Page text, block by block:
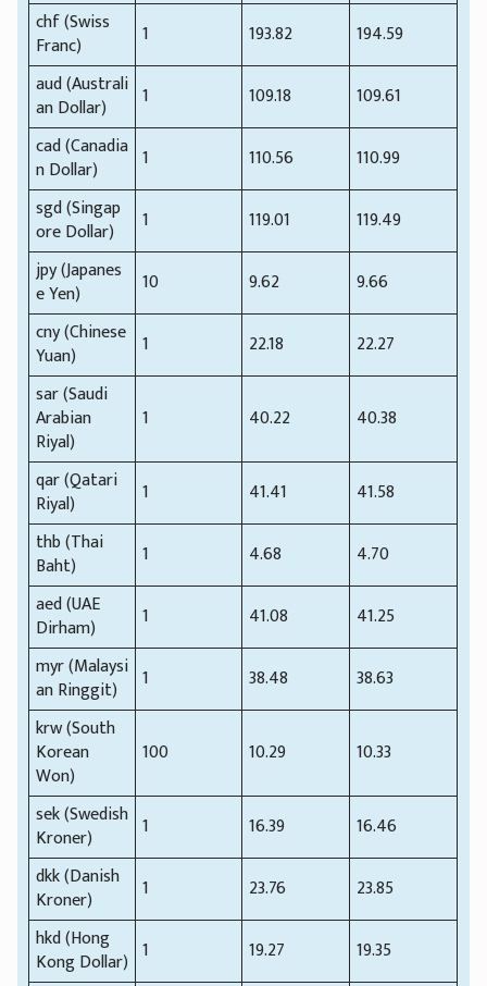
chf (Swiss
Franc)
1 193.82
194.59
aud (Australi
an Dollar)
1 109.18
109.61
cad (Canadia
n Dollar)
1 110.56
110.99
sgd (Singap
ore Dollar)
1 119.01
119.49
jpy (Japanes
e Yen)
10 9.62
9.66
cny (Chinese
Yuan)
1 22.18
22.27
sar (Saudi
Arabian
Riyal)
1 40.22 40.38
qar (Qatari
Riyal)
1 41.41
41.58
thb (Thai
Baht)
1 4.68
4.70
aed (UAE
Dirham)
1 41.08
41.25
myr (Malaysi
an Ringgit)
1 38.48
38.63
krw (South
Korean
Won)
100 10.29 10.33
sek (Swedish
Kroner)
1 16.39
16.46
dkk (Danish
Kroner)
1 23.76
23.85
hkd (Hong
Kong Dollar) 1 19.27
19.35